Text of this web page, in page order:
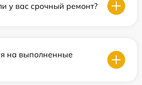
у вас срочный ремонт?
на выполненные